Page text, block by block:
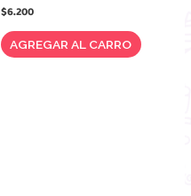
$6.200
AGREGAR AL CARRO